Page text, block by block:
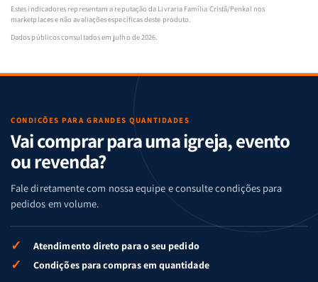
Estes indicadores representam a reputação da Livraria Família Cristã/Penkal nos
marketplaces e não avaliações específicas deste produto.
Dados públicos consultados em julho de 2026.
CONDIÇÕES PARA GRANDES QUANTIDADES
Vai comprar para uma igreja, evento
ou revenda?
Fale diretamente com nossa equipe e consulte condições para
pedidos em volume.
✓ Atendimento direto para o seu pedido
✓ Condições para compras em quantidade